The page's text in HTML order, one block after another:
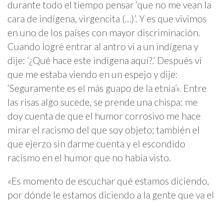
durante todo el tiempo pensar ‘que no me vean la
cara de indígena, virgencita (…)’. Y es que vivimos
en uno de los países con mayor discriminación.
Cuando logré entrar al antro vi a un indígena y
dije: ‘¿Qué hace este indígena aquí?.’ Después vi
que me estaba viendo en un espejo y dije:
‘Seguramente es el más guapo de la etnia’». Entre
las risas algo sucede, se prende una chispa: me
doy cuenta de que el humor corrosivo me hace
mirar el racismo del que soy objeto; también el
que ejerzo sin darme cuenta y el escondido
racismo en el humor que no había visto.
«Es momento de escuchar qué estamos diciendo,
por dónde le estamos diciendo a la gente que va el